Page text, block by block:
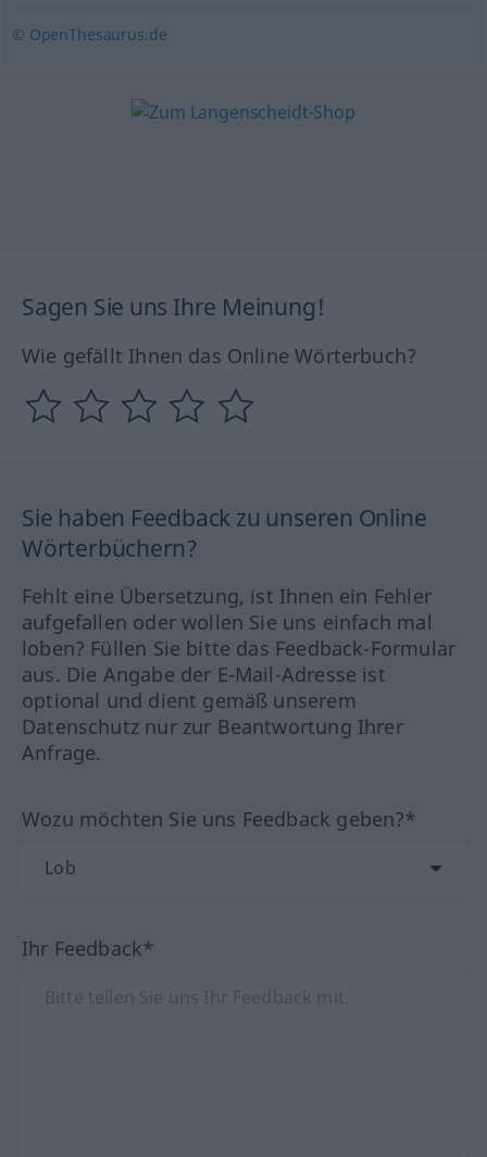
© OpenThesaurus.de
Sagen Sie uns Ihre Meinung!
Wie gefällt Ihnen das Online Wörterbuch?
Sie haben Feedback zu unseren Online
Wörterbüchern?
Fehlt eine Übersetzung, ist Ihnen ein Fehler
aufgefallen oder wollen Sie uns einfach mal
loben? Füllen Sie bitte das Feedback-Formular
aus. Die Angabe der E-Mail-Adresse ist
optional und dient gemäß unserem
Datenschutz nur zur Beantwortung Ihrer
Anfrage.
Wozu möchten Sie uns Feedback geben?*
Ihr Feedback*